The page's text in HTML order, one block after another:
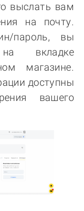
выслать вам
на почту.
пароль, вы
вкладке
магазине.
доступны
вашего